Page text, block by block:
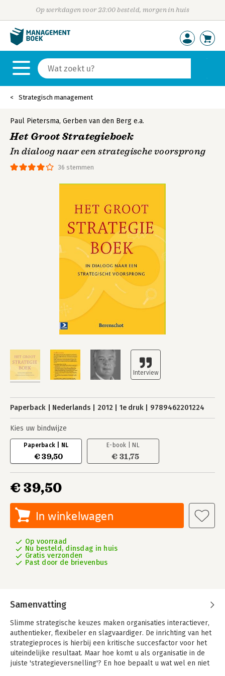
Op werkdagen voor 23:00 besteld, morgen in huis
Strategisch management
36 stemmen
Paul Pietersma, Gerben van den Berg e.a.
Het Groot Strategieboek
In dialoog naar een strategische voorsprong
Paperback Nederlands 2012 1e druk 9789462201224
Kies uw bindwijze
Paperback | NL
€ 39,50
E-book | NL
€ 31,75
€ 39,50
In winkelwagen
Op voorraad
Nu besteld, dinsdag in huis
Gratis verzonden
Past door de brievenbus
Samenvatting
Slimme strategische keuzes maken organisaties interactiever,
authentieker, flexibeler en slagvaardiger. De inrichting van het
strategieproces is hierbij een kritische succesfactor voor het
uiteindelijke resultaat. Maar hoe komt u als organisatie in de
juiste 'strategieversnelling'? En hoe bepaalt u wat wel en niet